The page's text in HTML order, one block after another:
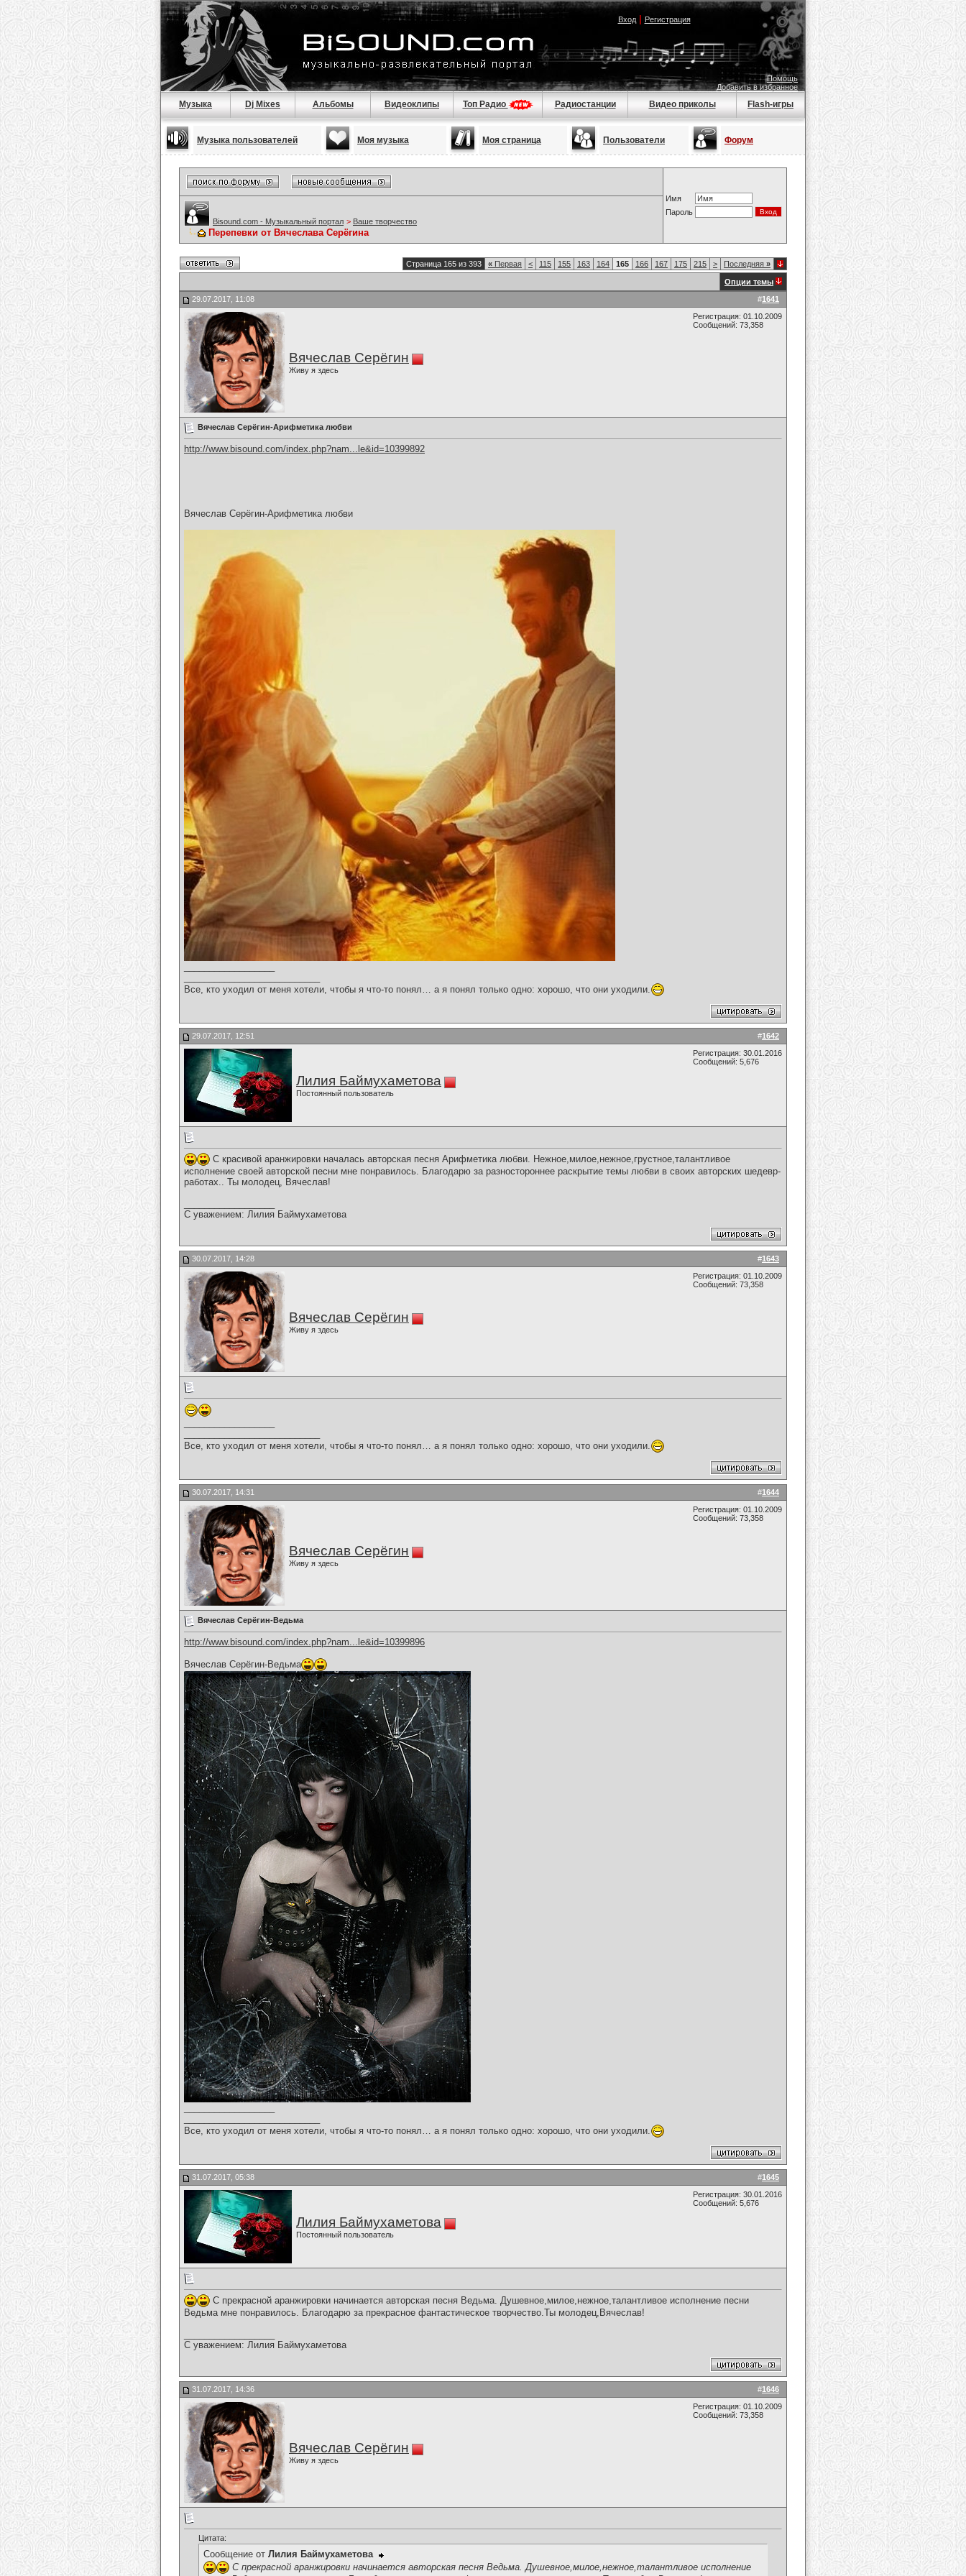
Вход| Регистрация
Помощь
Добавить в избранное
Музыка Dj Mixes Альбомы Видеоклипы Топ Радио Радиостанции Видео приколы Flash-игры
Музыка пользователей Моя музыка Моя страница Пользователи Форум
Имя
Пароль
Bisound.com - Музыкальный портал > Ваше творчество
Перепевки от Вячеслава Серёгина
Страница 165 из 393 « Первая < 115 155 163 164 165 166 167 175 215 > Последняя »
Опции темы
#1641
29.07.2017, 11:08
Вячеслав Серёгин
Живу я здесь
Регистрация: 01.10.2009
Сообщений: 73,358
Вячеслав Серёгин-Арифметика любви
http://www.bisound.com/index.php?nam...le&id=10399892
Вячеслав Серёгин-Арифметика любви
Все, кто уходил от меня хотели, чтобы я что-то понял… а я понял только одно: хорошо, что они уходили.
#1642
29.07.2017, 12:51
Лилия Баймухаметова
Постоянный пользователь
Регистрация: 30.01.2016
Сообщений: 5,676
С красивой аранжировки началась авторская песня Арифметика любви. Нежное,милое,нежное,грустное,талантливое
исполнение своей авторской песни мне понравилось. Благодарю за разностороннее раскрытие темы любви в своих авторских шедевр-
работах.. Ты молодец, Вячеслав!
С уважением: Лилия Баймухаметова
#1643
30.07.2017, 14:28
Вячеслав Серёгин
Живу я здесь
Регистрация: 01.10.2009
Сообщений: 73,358
Все, кто уходил от меня хотели, чтобы я что-то понял… а я понял только одно: хорошо, что они уходили.
#1644
30.07.2017, 14:31
Вячеслав Серёгин
Живу я здесь
Регистрация: 01.10.2009
Сообщений: 73,358
Вячеслав Серёгин-Ведьма
http://www.bisound.com/index.php?nam...le&id=10399896
Вячеслав Серёгин-Ведьма
Все, кто уходил от меня хотели, чтобы я что-то понял… а я понял только одно: хорошо, что они уходили.
#1645
31.07.2017, 05:38
Лилия Баймухаметова
Постоянный пользователь
Регистрация: 30.01.2016
Сообщений: 5,676
С прекрасной аранжировки начинается авторская песня Ведьма. Душевное,милое,нежное,талантливое исполнение песни
Ведьма мне понравилось. Благодарю за прекрасное фантастическое творчество.Ты молодец,Вячеслав!
С уважением: Лилия Баймухаметова
#1646
31.07.2017, 14:36
Вячеслав Серёгин
Живу я здесь
Регистрация: 01.10.2009
Сообщений: 73,358
Цитата:
Сообщение от Лилия Баймухаметова
С прекрасной аранжировки начинается авторская песня Ведьма. Душевное,милое,нежное,талантливое исполнение